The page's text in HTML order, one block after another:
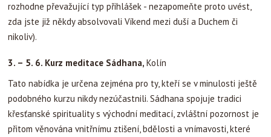
rozhodne převažující typ přihlášek - nezapomeňte proto uvést,
zda jste již někdy absolvovali Víkend mezi duší a Duchem či
nikoliv).
3. – 5. 6. Kurz meditace Sádhana, Kolín
Tato nabídka je určena zejména pro ty, kteří se v minulosti ještě
podobného kurzu nikdy nezúčastnili. Sádhana spojuje tradici
křesťanské spirituality s východní meditací, zvláštní pozornost je
přitom věnována vnitřnímu ztišení, bdělosti a vnímavosti, které